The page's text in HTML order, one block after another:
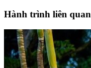
Hành trình liên quan